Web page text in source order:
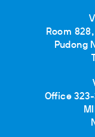
Room
Pudong
Office